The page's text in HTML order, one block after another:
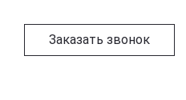
Заказать звонок